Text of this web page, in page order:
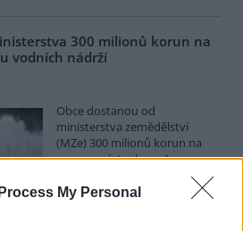
My Personal
300 milionů korun na
vodních nádrží
Obce dostanou od
ministerstva zemědělství
(MZe) 300 milionů korun na
opravu, výstavbu nebo
odbahnění malých vodních
podávat od 7. září do 7. října.